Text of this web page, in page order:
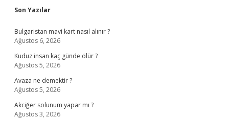
Sidebar
Son Yazılar
Bulgaristan mavi kart nasıl alınır ?
Ağustos 6, 2026
Kuduz insan kaç günde ölür ?
Ağustos 5, 2026
Avaza ne demektir ?
Ağustos 5, 2026
Akciğer solunum yapar mı ?
Ağustos 3, 2026